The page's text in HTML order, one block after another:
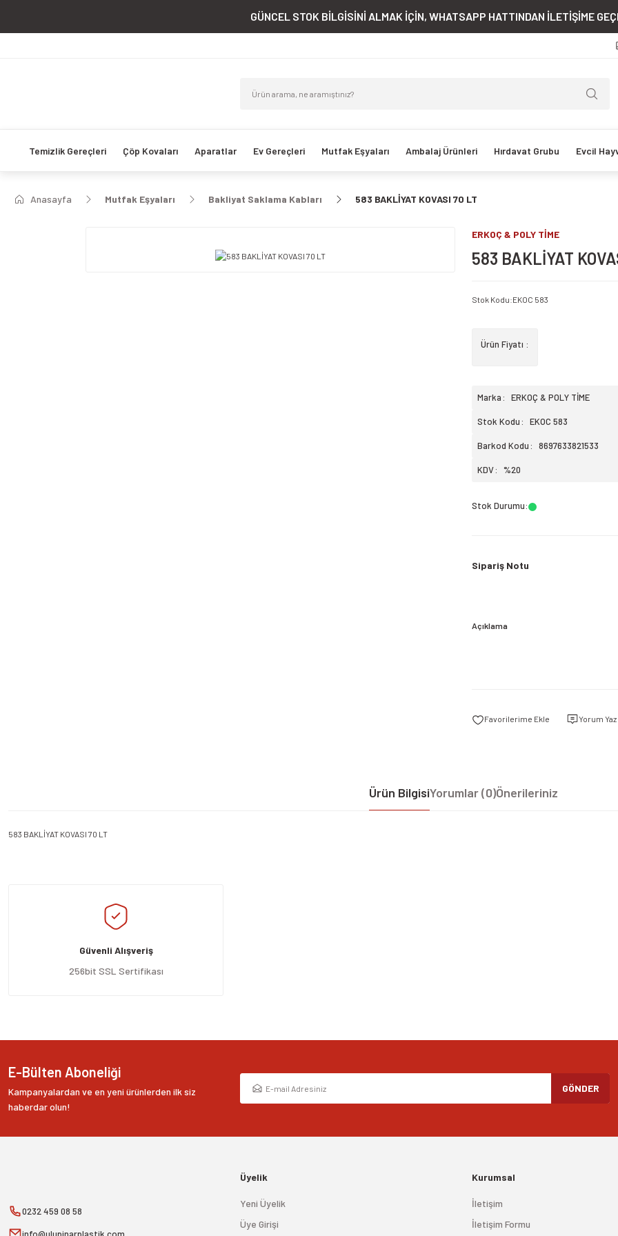
GÜNCEL STOK BİLGİSİNİ ALMAK İÇİN, WHATSAPP HATTINDAN İLETİŞİME
Temizlik Gereçleri Çöp Kovaları Aparatlar Ev Gereçleri Mutfak Eşyaları Ambalaj Ürünleri Hırdavat Grubu Evcil
Anasayfa Mutfak Eşyaları Bakliyat Saklama Kabları 583 BAKLİYAT KOVASI 70 LT
ERKOÇ & POLY TİME
583 BAKLİYAT
Stok Kodu:EKOC 583
Ürün Fiyatı :
Marka ERKOÇ & POLY TİME
Stok Kodu EKOC 583
Barkod Kodu 8697633821533
KDV %20
Stok Durumu:
Sipariş Notu
Açıklama
Yorum Yaz
Ürün BilgisiYorumlar (0)Önerileriniz
583 BAKLİYAT KOVASI 70 LT
Ürün resmi kalitesiz, bozuk veya görüntülenemiyor.
Ürün açıklamasında eksik bilgiler bulunuyor.
Ürün bilgilerinde hatalar bulunuyor.
Ürün fiyatı diğer sitelerden daha pahalı.
Güvenli Alışveriş
256bit SSL Sertifikası
E-Bülten Aboneliği
Kampanyalardan ve en yeni ürünlerden ilk siz
haberdar olun!
GÖNDER
0232 459 08 58
Üyelik
Yeni Üyelik
Üye Girişi
Kurumsal
İletişim
İletişim Formu